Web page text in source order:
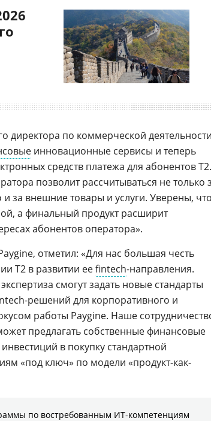
директора по коммерческой деятельности
инновационные сервисы и теперь
средств платежа для абонентов Т2.
позволит рассчитываться не только
и за внешние товары и услуги. Уверены,
а финальный продукт расширит
абонентов оператора».
отметил: «Для нас большая честь
T2 в развитии ееfintech-направления.
смогут задать новые стандарты
решений для корпоративного и
работы Paygine. Наше
предлагать собственные финансовые
в покупку стандартной
«под ключ» по модели «продукт-как-
по востребованным ИТ-компетенциям